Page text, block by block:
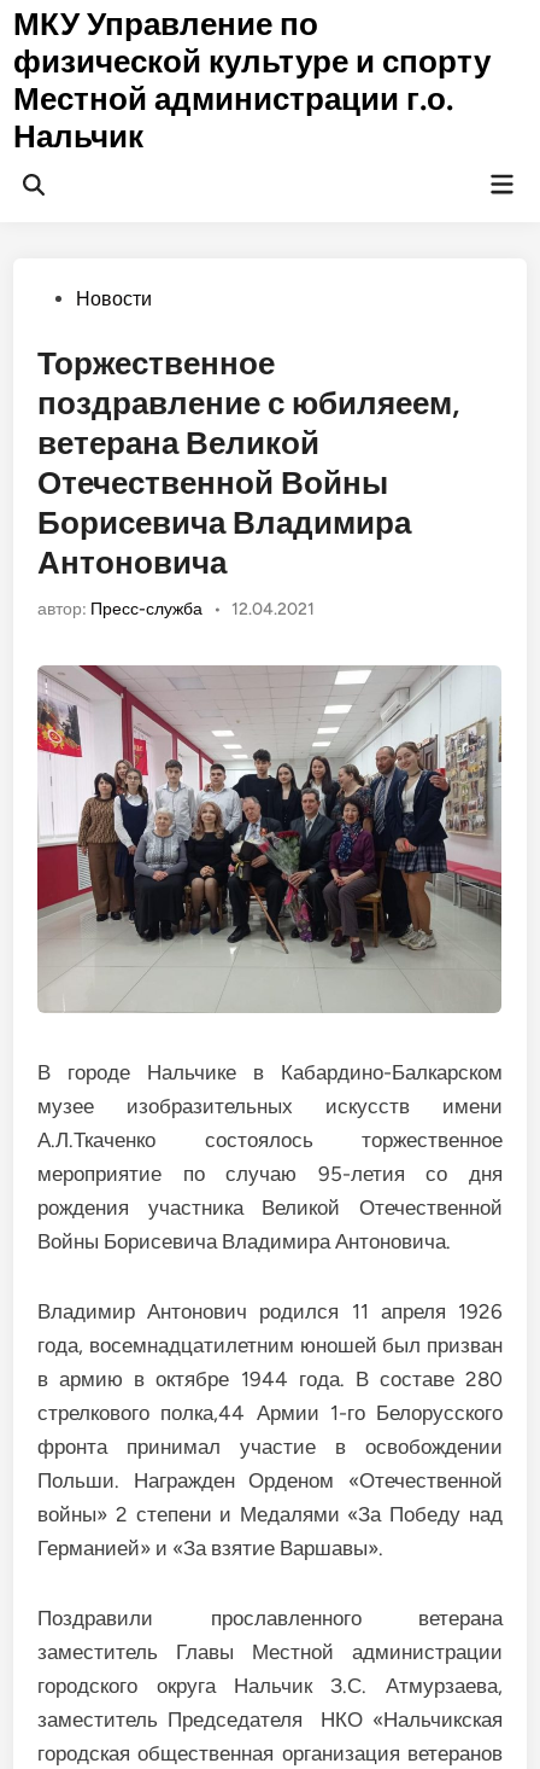
Перейти
содержимому
МКУ Управление по
физической культуре и спорту
Местной администрации г.о.
Нальчик
Открыть
Опубликовано
Новости
Торжественное
поздравление с юбиляеем,
ветерана Великой
Отечественной Войны
Борисевича Владимира
Антоновича
автор: Пресс-служба • 12.04.2021
В городе Нальчике в Кабардино-Балкарском
музее изобразительных искусств имени
А.Л.Ткаченко состоялось торжественное
мероприятие по случаю 95-летия со дня
рождения участника Великой Отечественной
Войны Борисевича Владимира Антоновича.
Владимир Антонович родился 11 апреля 1926
года, восемнадцатилетним юношей был призван
в армию в октябре 1944 года. В составе 280
стрелкового полка,44 Армии 1-го Белорусского
фронта принимал участие в освобождении
Польши. Награжден Орденом «Отечественной
войны» 2 степени и Медалями «За Победу над
Германией» и «За взятие Варшавы».
Поздравили прославленного ветерана
заместитель Главы Местной администрации
городского округа Нальчик З.С. Атмурзаева,
заместитель Председателя НКО «Нальчикская
городская общественная организация ветеранов